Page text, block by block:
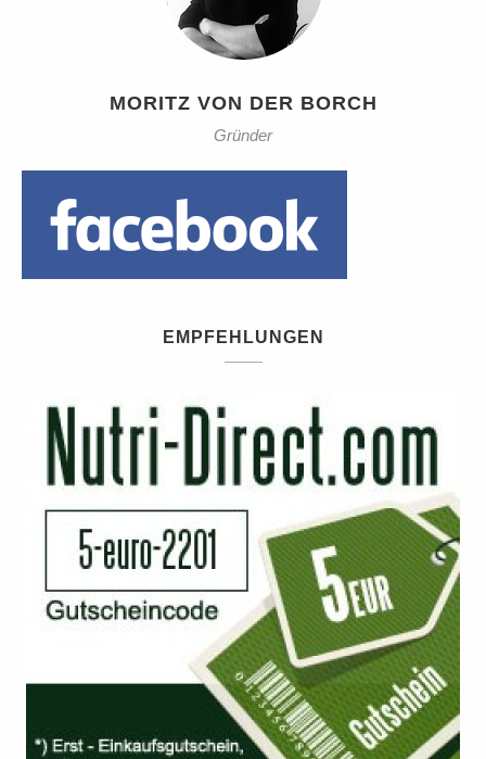
MORITZ VON DER BORCH
Gründer
EMPFEHLUNGEN